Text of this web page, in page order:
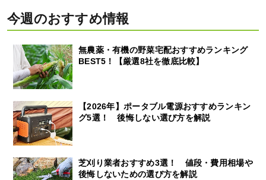
今週のおすすめ情報
無農薬・有機の野菜宅配おすすめランキング
BEST5！【厳選8社を徹底比較】
【2026年】ポータブル電源おすすめランキン
グ5選！ 後悔しない選び方を解説
芝刈り業者おすすめ3選！ 値段・費用相場や
後悔しないための選び方を解説